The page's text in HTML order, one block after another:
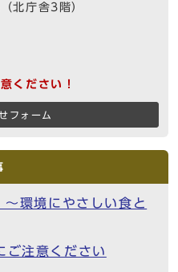
北庁舎3階）
ください！
フォーム
環境にやさしい食と
ご注意ください